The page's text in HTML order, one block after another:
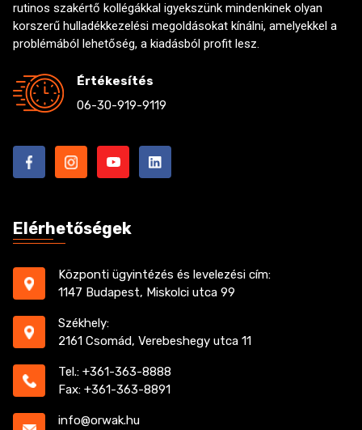
rutinos szakértő kollégákkal igyekszünk mindenkinek olyan
korszerű hulladékkezelési megoldásokat kínálni, amelyekkel a
problémából lehetőség, a kiadásból profit lesz.
Értékesítés
06-30-919-9119
Elérhetőségek
Központi ügyintézés és levelezési cím:
1147 Budapest, Miskolci utca 99
Székhely:
2161 Csomád, Verebeshegy utca 11
Tel.: +361-363-8888
Fax: +361-363-8891
info@orwak.hu